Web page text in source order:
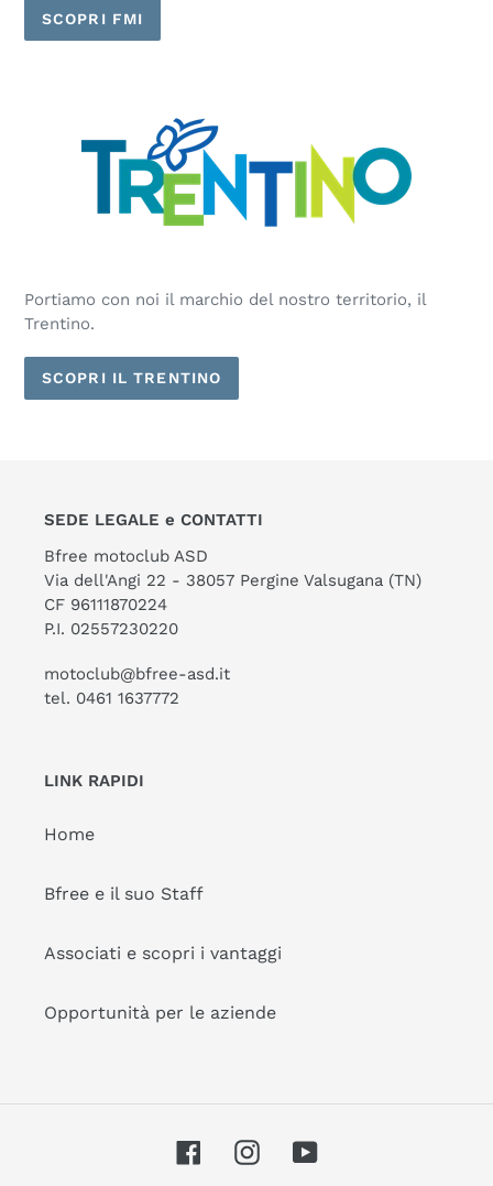
SCOPRI FMI
Portiamo con noi il marchio del nostro territorio, il
Trentino.
SCOPRI IL TRENTINO
SEDE LEGALE e CONTATTI
Bfree motoclub ASD
Via dell'Angi 22 - 38057 Pergine Valsugana (TN)
CF 96111870224
P.I. 02557230220
motoclub@bfree-asd.it
tel. 0461 1637772
LINK RAPIDI
Home
Bfree e il suo Staff
Associati e scopri i vantaggi
Opportunità per le aziende
FacebookInstagramYouTube